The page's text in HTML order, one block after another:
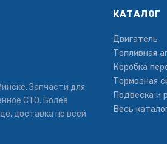
Запчасти для
СТО. Более
доставка по всей
КАТАЛОГ
Двигатель
Топливная
Коробка
Тормозная
Подвеска и
Весь